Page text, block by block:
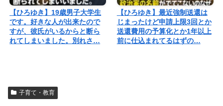
【ひろゆき】19歳男子大学生
です。好きな人が出来たので
すが、彼氏がいるからと断ら
れてしまいました。別れさ…
【ひろゆき】最近強制送還は
じまったけど申請上限3回とか
送還費用の予算化とか1年以上
前に仕込まれてるはずの…
子育て・教育